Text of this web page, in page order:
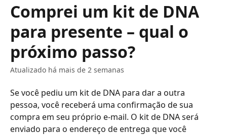
Comprei um kit de DNA
para presente – qual o
próximo passo?
Atualizado há mais de 2 semanas
Se você pediu um kit de DNA para dar a outra
pessoa, você receberá uma confirmação de sua
compra em seu próprio e-mail. O kit de DNA será
enviado para o endereço de entrega que você